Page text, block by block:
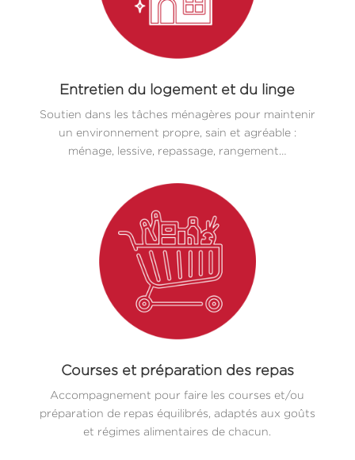
Entretien du logement et du linge
Soutien dans les tâches ménagères pour maintenir
un environnement propre, sain et agréable :
ménage, lessive, repassage, rangement…
Courses et préparation des repas
Accompagnement pour faire les courses et/ou
préparation de repas équilibrés, adaptés aux goûts
et régimes alimentaires de chacun.